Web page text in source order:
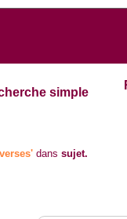
simple
danssujet.